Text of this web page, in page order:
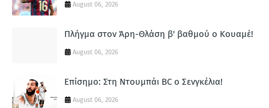
August 06, 2026
Πλήγμα στον Άρη-Θλάση β' βαθμού ο Κουαμέ!
August 06, 2026
Επίσημο: Στη Ντουμπάι BC ο Σενγκέλια!
August 06, 2026